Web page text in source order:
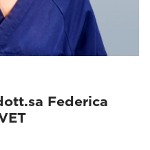
Federica